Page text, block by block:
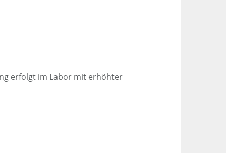
erfolgt im Labor mit erhöhter